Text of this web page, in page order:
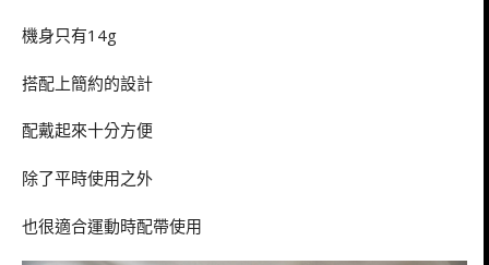
機身只有14g
搭配上簡約的設計
配戴起來十分方便
除了平時使用之外
也很適合運動時配帶使用